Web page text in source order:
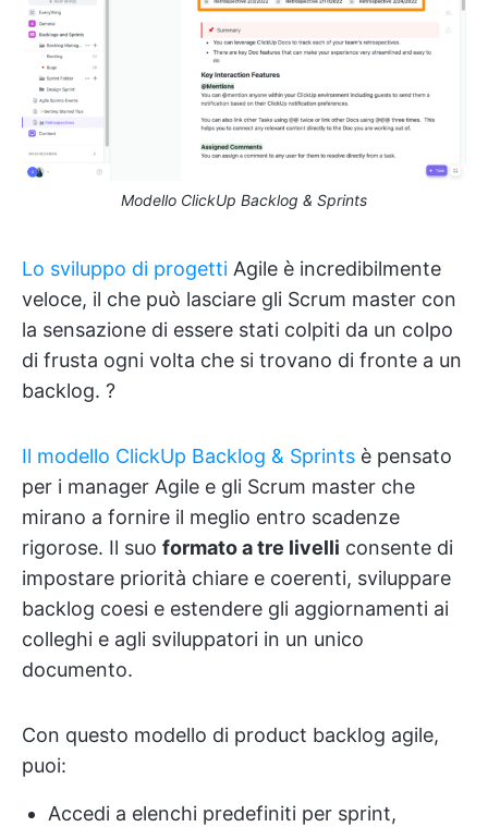
Modello ClickUp Backlog & Sprints
Lo sviluppo di progetti Agile è incredibilmente
veloce, il che può lasciare gli Scrum master con
la sensazione di essere stati colpiti da un colpo
di frusta ogni volta che si trovano di fronte a un
backlog. ?
Il modello ClickUp Backlog & Sprints è pensato
per i manager Agile e gli Scrum master che
mirano a fornire il meglio entro scadenze
rigorose. Il suo formato a tre livelli consente di
impostare priorità chiare e coerenti, sviluppare
backlog coesi e estendere gli aggiornamenti ai
colleghi e agli sviluppatori in un unico
documento.
Con questo modello di product backlog agile,
puoi:
Accedi a elenchi predefiniti per sprint,